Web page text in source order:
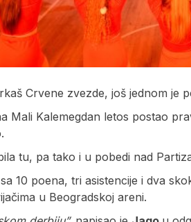
Crvene zvezde, još jednom je
Mali Kalemegdan letos postao
tu, pa tako i u pobedi nad
10 poena, tri asistencije i dva
u Beogradskoj areni.